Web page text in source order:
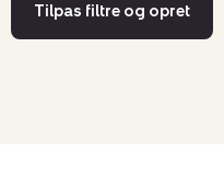
Tilpas filtre og opret